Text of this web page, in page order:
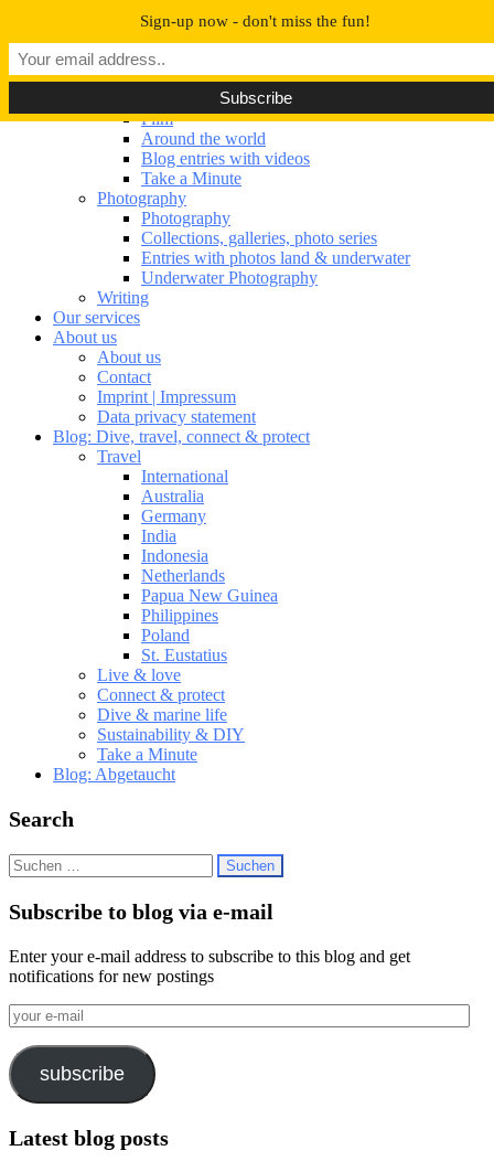
Navigation umschalten
Our portfolio
Our portfolio
Film
Around the world
Blog entries with videos
Take a Minute
Photography
Photography
Collections, galleries, photo series
Entries with photos land & underwater
Underwater Photography
Writing
Our services
About us
About us
Contact
Imprint | Impressum
Data privacy statement
Blog: Dive, travel, connect & protect
Travel
International
Australia
Germany
India
Indonesia
Netherlands
Papua New Guinea
Philippines
Poland
St. Eustatius
Live & love
Connect & protect
Dive & marine life
Sustainability & DIY
Take a Minute
Blog: Abgetaucht
Search
Suchen
nach:
Subscribe to blog via e-mail
Enter your e-mail address to subscribe to this blog and get
notifications for new postings
your
e-
mail
subscribe
Latest blog posts
Sign-up now - don't miss the fun!